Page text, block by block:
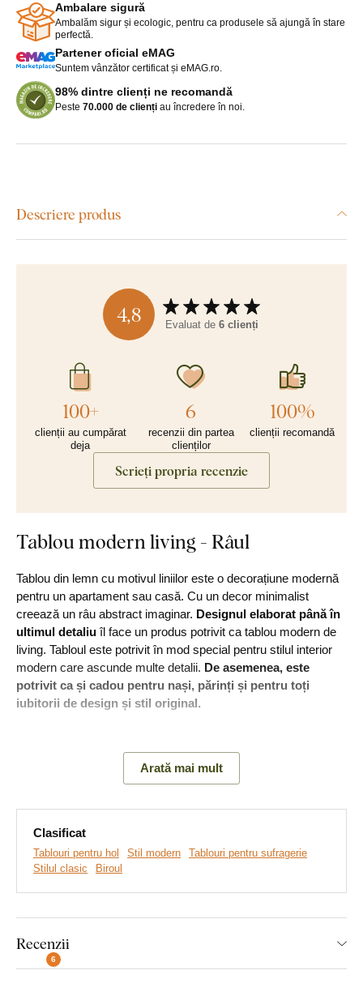
Ambalare sigură
Ambalăm sigur și ecologic, pentru ca produsele să ajungă în stare
perfectă.
Partener oficial eMAG
Suntem vânzător certificat și eMAG.ro.
98% dintre clienți ne recomandă
Peste 70.000 de clienți au încredere în noi.
Descriere produs
4,8 Evaluat de 6 clienți
100+
clienții au cumpărat
deja
6
recenzii din partea
clienților
100%
clienții recomandă
Scrieți propria recenzie
Tablou modern living - Râul
Tablou din lemn cu motivul liniilor este o decorațiune modernă
pentru un apartament sau casă. Cu un decor minimalist
creează un râu abstract imaginar. Designul elaborat până în
ultimul detaliuîl face un produs potrivit ca tablou modern de
living. Tabloul este potrivit în mod special pentru stilul interior
modern care ascunde multe detalii. De asemenea, este
potrivit ca și cadou pentru nași, părinți și pentru toți
iubitorii de design și stil original.
Decorațiune frumoasă pentru interior
Alegerea diferitelor decoruri
Tabloul creează un efect 3D
Arată mai mult
Clasificat
Tablouri pentru hol Stil modern
Tablouri pentru sufragerie
Stilul clasic
Biroul
Recenzii
6